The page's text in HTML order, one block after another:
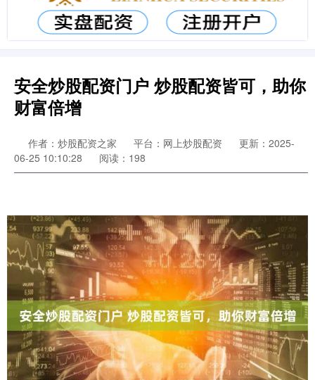
安全炒股配资门户 炒股配资皆可，助你
财富倍增
作者：炒股配资之家 平台：网上炒股配资
更新：2025-
06-25 10:10:28
阅读：198